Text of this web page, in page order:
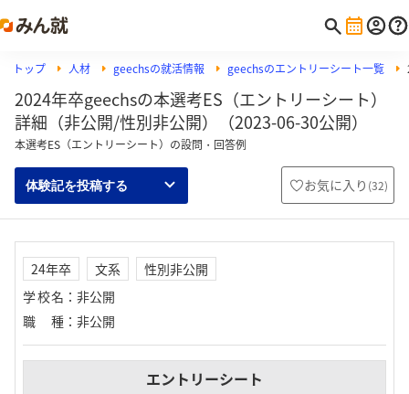
トップ 人材 geechsの就活情報 geechsのエントリーシート一覧
2024年卒geechsの本選考ES（エントリーシート）
詳細（非公開/性別非公開）（2023-06-30公開）
本選考ES（エントリーシート）の設問・回答例
体験記を投稿する お気に入り (32)
24年卒 文系
性別非公開
学校名 ： 非公開
職種 ： 非公開
エントリーシート